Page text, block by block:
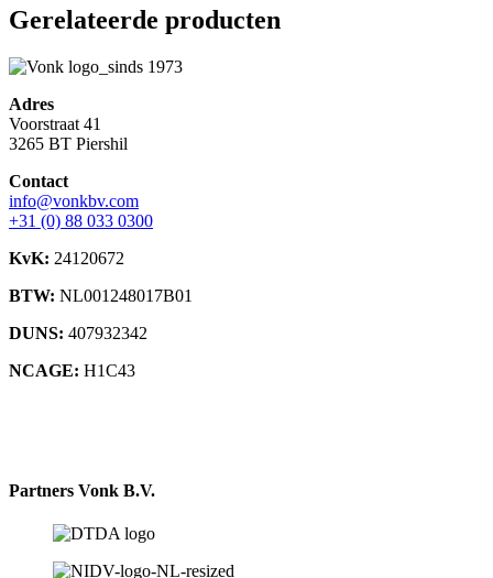
Gerelateerde producten
Adres
Voorstraat 41
3265 BT Piershil
Contact
info@vonkbv.com
+31 (0) 88 033 0300
KvK: 24120672
BTW: NL001248017B01
DUNS: 407932342
NCAGE: H1C43
Partners Vonk B.V.